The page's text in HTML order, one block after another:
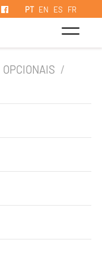
PT EN ES FR
OPCIONAIS /